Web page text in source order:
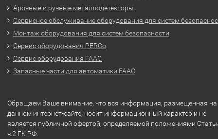
Арочные и ручные металлодетекторы
Сервисное обслуживание оборудования для систем
Монтаж оборудования для систем безопасности
Сервис оборудования PERCo
Сервис оборудования FAAC
Запасные части для автоматики FAAC
Обращаем Ваше внимание, что вся информация, размещенная на
данном интернет-сайте, носит информационный характер и не
является публичной офертой, определяемой положениями
ч.2 ГК РФ.